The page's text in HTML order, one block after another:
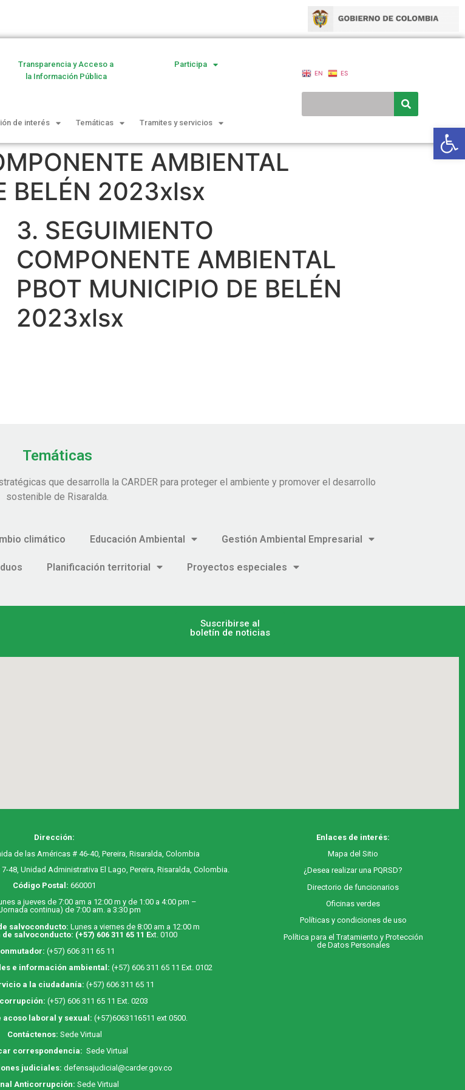
Transparencia y Acceso a
la Información Pública
Participa
de interés Temáticas Tramites y servicios
EN ES
AMBIENTAL
BELÉN 2023xlsx
3. SEGUIMIENTO
COMPONENTE AMBIENTAL
PBOT MUNICIPIO DE BELÉN
2023xlsx
Temáticas
que desarrolla la CARDER para proteger el ambiente y promover el desarrollo
sostenible de Risaralda.
climático Educación Ambiental Gestión Ambiental Empresarial
Planificación territorial Proyectos especiales
Suscribirse al
boletín de noticias
Dirección:
de las Américas # 46-40, Pereira, Risaralda, Colombia
48, Unidad Administrativa El Lago, Pereira, Risaralda, Colombia.
Código Postal: 660001
a jueves de 7:00 am a 12:00 m y de 1:00 a 4:00 pm –
continua) de 7:00 am. a 3:30 pm
salvoconducto:Lunes a viernes de 8:00 am a 12:00 m
de salvoconducto: (+57) 606 311 65 11 Ext. 0100
(+57) 606 311 65 11
e información ambiental: (+57) 606 311 65 11 Ext. 0102
a la ciudadanía: (+57) 606 311 65 11
(+57) 606 311 65 11 Ext. 0203
acoso laboral y sexual: (+57)6063116511 ext 0500.
Contáctenos: Sede Virtual
correspondencia: Sede Virtual
judiciales: defensajudicial@carder.gov.co
Anticorrupción: Sede Virtual
Enlaces de interés:
Mapa del Sitio
¿Desea realizar una PQRSD?
Directorio de funcionarios
Oficinas verdes
Políticas y condiciones de uso
Política para el Tratamiento y Protección
de Datos Personales